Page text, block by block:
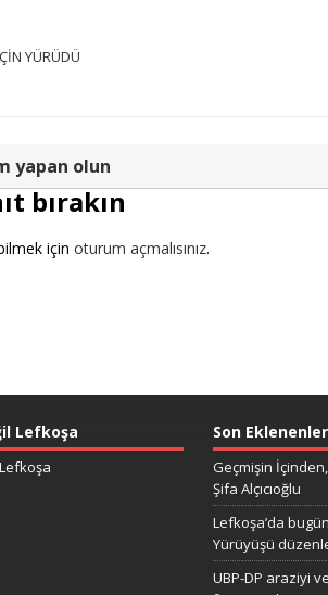
YÜRÜDÜ
yapan olun
bırakın
için oturum açmalısınız.
Lefkoşa Son Eklenenler
Geçmişin
Şifa Alçıcıoğlu
Lefkoşa’da bugün
Yürüyüşü
UBP-DP araziyi